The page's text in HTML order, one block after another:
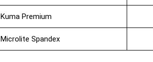
Kuma Premium
Microlite Spandex